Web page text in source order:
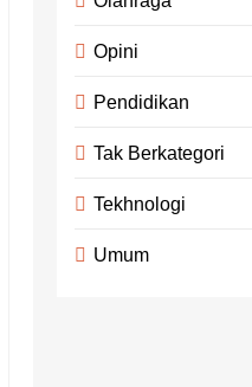
Opini
Pendidikan
Tak Berkategori
Tekhnologi
Umum